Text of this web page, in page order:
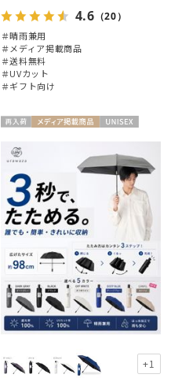
4.6 （20）
＃晴雨兼用
＃メディア掲載商品
＃送料無料
＃UVカット
＃ギフト向け
荷
X
+1